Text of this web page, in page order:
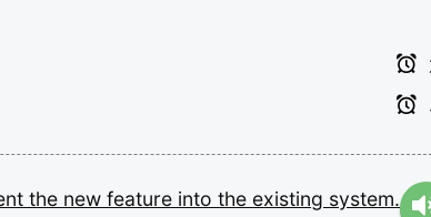
the new feature into the existing system.